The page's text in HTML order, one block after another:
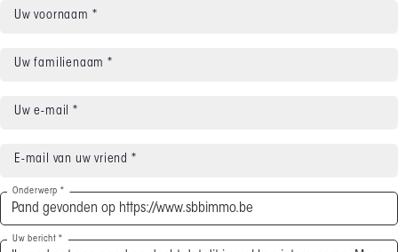
Uw voornaam *
Uw familienaam *
Uw e-mail *
E-mail van uw vriend *
Onderwerp *
Uw bericht *